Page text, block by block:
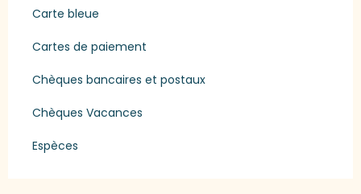
Carte bleue
Cartes de paiement
Chèques bancaires et postaux
Chèques Vacances
Espèces